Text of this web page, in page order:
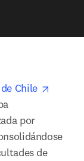
Chile
por
de